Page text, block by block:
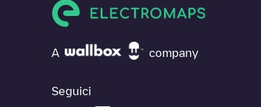
A company
Seguici